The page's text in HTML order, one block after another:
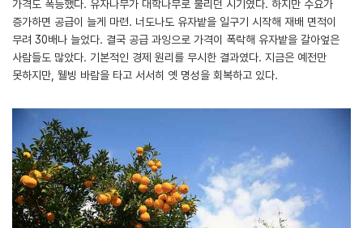
가격도 폭등했다. 유자나무가 대학나무로 불리던 시기였다. 하지만 수요가
증가하면 공급이 늘게 마련. 너도나도 유자밭을 일구기 시작해 재배 면적이
무려 30배나 늘었다. 결국 공급 과잉으로 가격이 폭락해 유자밭을 갈아엎은
사람들도 많았다. 기본적인 경제 원리를 무시한 결과였다. 지금은 예전만
못하지만, 웰빙 바람을 타고 서서히 옛 명성을 회복하고 있다.